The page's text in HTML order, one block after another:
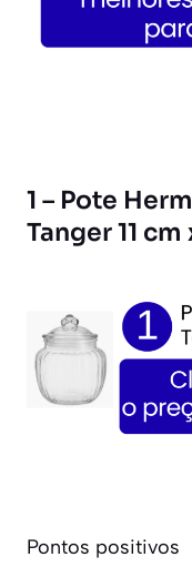
1 – Pote
Tanger 11 cm
Pontos positivos